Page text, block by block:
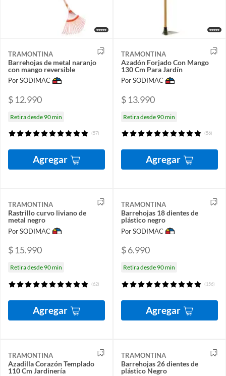
TRAMONTINA
Barrehojas de metal naranjo
con mango reversible
Por SODIMAC
$ 12.990
Retira desde 90 min
(57)
Agregar
TRAMONTINA
Azadón Forjado Con Mango
130 Cm Para Jardín
Por SODIMAC
$ 13.990
Retira desde 90 min
(56)
Agregar
TRAMONTINA
Rastrillo curvo liviano de
metal negro
Por SODIMAC
$ 15.990
Retira desde 90 min
(62)
Agregar
TRAMONTINA
Barrehojas 18 dientes de
plástico negro
Por SODIMAC
$ 6.990
Retira desde 90 min
(156)
Agregar
TRAMONTINA
Azadilla Corazón Templado
110 Cm Jardinería
TRAMONTINA
Barrehojas 26 dientes de
plástico Negro